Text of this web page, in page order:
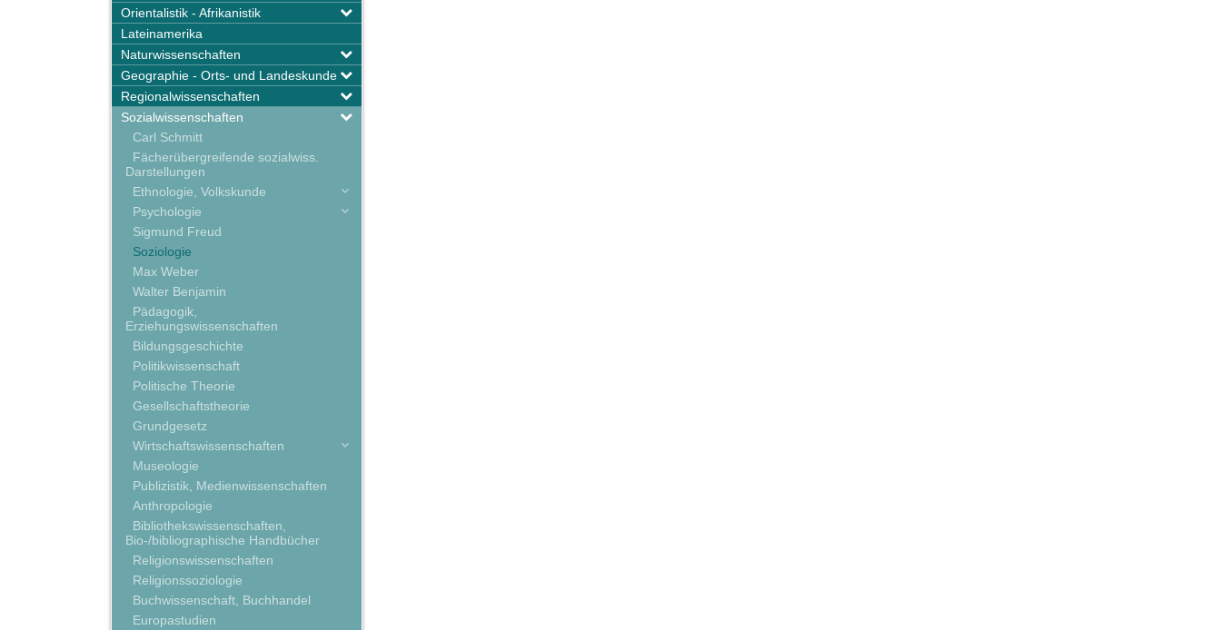
Orientalistik - Afrikanistik
Lateinamerika
Naturwissenschaften
Geographie - Orts- und Landeskunde
Regionalwissenschaften
Sozialwissenschaften
Carl Schmitt
Fächerübergreifende sozialwiss.
Darstellungen
Ethnologie, Volkskunde
Psychologie
Sigmund Freud
Soziologie
Max Weber
Walter Benjamin
Pädagogik,
Erziehungswissenschaften
Bildungsgeschichte
Politikwissenschaft
Politische Theorie
Gesellschaftstheorie
Grundgesetz
Wirtschaftswissenschaften
Museologie
Publizistik, Medienwissenschaften
Anthropologie
Bibliothekswissenschaften,
Bio-/bibliographische Handbücher
Religionswissenschaften
Religionssoziologie
Buchwissenschaft, Buchhandel
Europastudien